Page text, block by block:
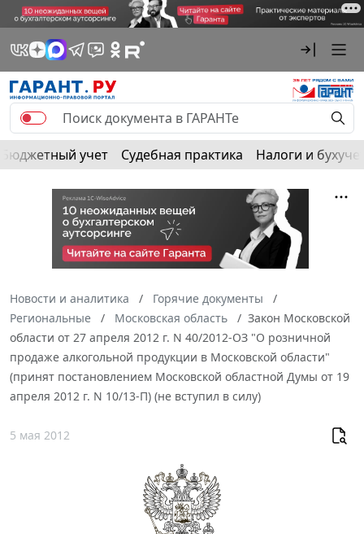
Бюджетный учет Судебная практика Налоги и
Новости и аналитика
Горячие документы
Региональные
Московская область
Закон Московской
области от 27 апреля 2012 г. N 40/2012-ОЗ "О розничной
продаже алкогольной продукции в Московской области"
(принят постановлением Московской областной Думы от 19
апреля 2012 г. N 10/13-П) (не вступил в силу)
5 мая 2012